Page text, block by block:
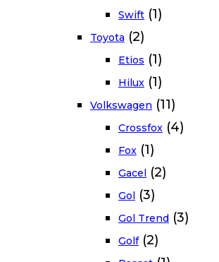
Swift (1)
Toyota (2)
Etios (1)
Hilux (1)
Volkswagen (11)
Crossfox (4)
Fox (1)
Gacel (2)
Gol (3)
Gol Trend (3)
Golf (2)